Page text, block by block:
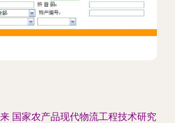
国家农产品现代物流工程技术研究